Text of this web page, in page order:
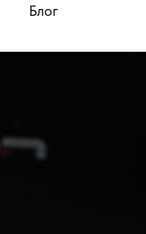
Блог